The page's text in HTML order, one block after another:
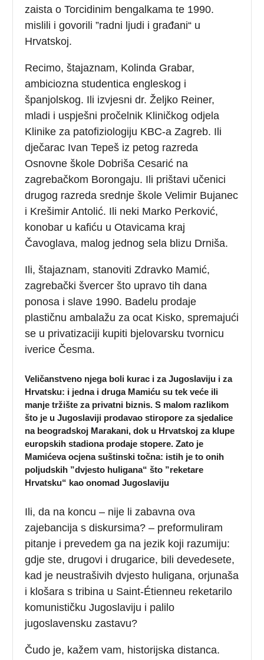
zaista o Torcidinim bengalkama te 1990.
mislili i govorili ”radni ljudi i građani“ u
Hrvatskoj.
Recimo, štajaznam, Kolinda Grabar,
ambiciozna studentica engleskog i
španjolskog. Ili izvjesni dr. Željko Reiner,
mladi i uspješni pročelnik Kliničkog odjela
Klinike za patofiziologiju KBC-a Zagreb. Ili
dječarac Ivan Tepeš iz petog razreda
Osnovne škole Dobriša Cesarić na
zagrebačkom Borongaju. Ili prištavi učenici
drugog razreda srednje škole Velimir Bujanec
i Krešimir Antolić. Ili neki Marko Perković,
konobar u kafiću u Otavicama kraj
Čavoglava, malog jednog sela blizu Drniša.
Ili, štajaznam, stanoviti Zdravko Mamić,
zagrebački švercer što upravo tih dana
ponosa i slave 1990. Badelu prodaje
plastičnu ambalažu za ocat Kisko, spremajući
se u privatizaciji kupiti bjelovarsku tvornicu
iverice Česma.
Veličanstveno njega boli kurac i za Jugoslaviju i za
Hrvatsku: i jedna i druga Mamiću su tek veće ili
manje tržište za privatni biznis. S malom razlikom
što je u Jugoslaviji prodavao stiropore za sjedalice
na beogradskoj Marakani, dok u Hrvatskoj za klupe
europskih stadiona prodaje stopere. Zato je
Mamićeva ocjena suštinski točna: istih je to onih
poljudskih ”dvjesto huligana“ što ”reketare
Hrvatsku“ kao onomad Jugoslaviju
Ili, da na koncu – nije li zabavna ova
zajebancija s diskursima? – preformuliram
pitanje i prevedem ga na jezik koji razumiju:
gdje ste, drugovi i drugarice, bili devedesete,
kad je neustrašivih dvjesto huligana, orjunaša
i klošara s tribina u Saint-Étienneu reketarilo
komunističku Jugoslaviju i palilo
jugoslavensku zastavu?
Čudo je, kažem vam, historijska distanca.